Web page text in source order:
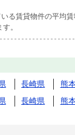
る賃貸物件の平均
。
長崎県 熊
長崎県 熊